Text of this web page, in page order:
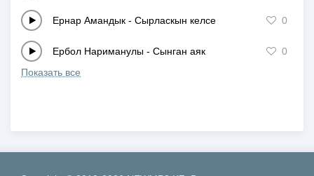
Ернар Амандык - Сырласкын келсе 0
Ербол Нариманулы - Cынган аяк
0
Показать все